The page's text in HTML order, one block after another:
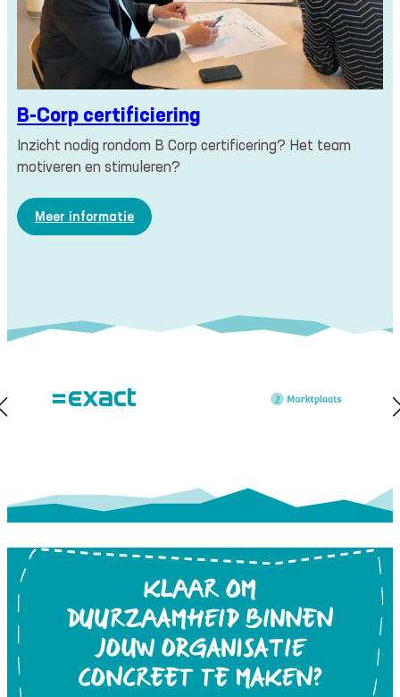
B-Corp certificiering
Inzicht nodig rondom B Corp certificering? Het team
motiveren en stimuleren?
Meer informatie:
B-
KLAAR OM
DUURZAAMHEID BINNEN
JOUW ORGANISATIE
CONCREET TE MAKEN?